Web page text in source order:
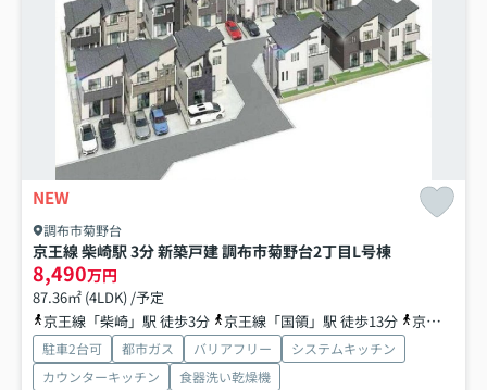
NEW
調布市菊野台
京王線 柴崎駅 3分 新築戸建 調布市菊野台2丁目L号棟
8,490万円
87.36㎡ (4LDK) /予定
京王線「柴崎」駅 徒歩3分
京王線「国領」駅 徒歩13分 京王線「つつじヶ丘」駅 徒歩15分
駐車2台可 都市ガス バリアフリー
システムキッチン
カウンターキッチン
食器洗い乾燥機